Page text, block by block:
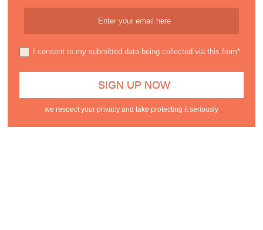
I consent to my submitted data being collected via this form*
we respect your privacy and take protecting it seriously